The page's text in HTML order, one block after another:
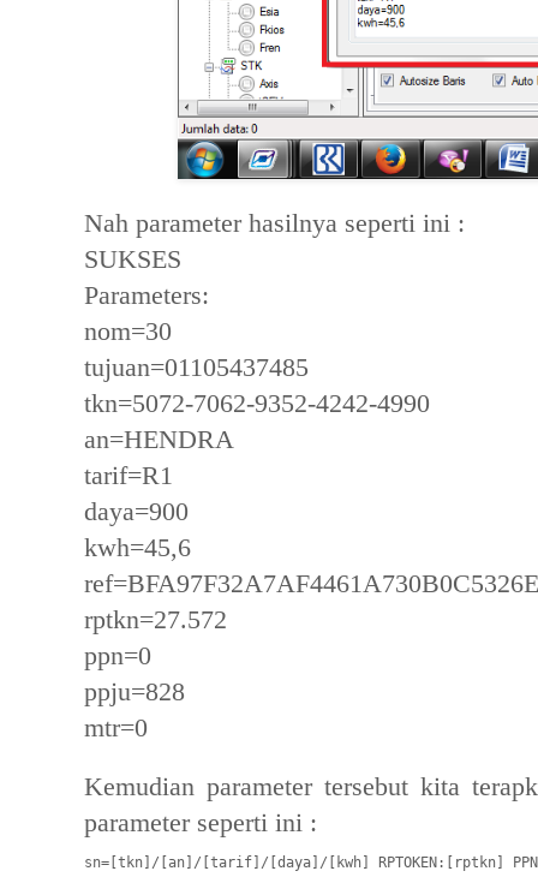
Nah parameter hasilnya seperti ini :
SUKSES
Parameters:
nom=30
tujuan=01105437485
tkn=5072-7062-9352-4242-4990
an=HENDRA
tarif=R1
daya=900
kwh=45,6
rptkn=27.572
ppn=0
ppju=828
mtr=0
Kemudian parameter tersebut kita
parameter seperti ini :
sn=[tkn]/[an]/[tarif]/[daya]/[kwh] RPTOKEN:[rptkn]